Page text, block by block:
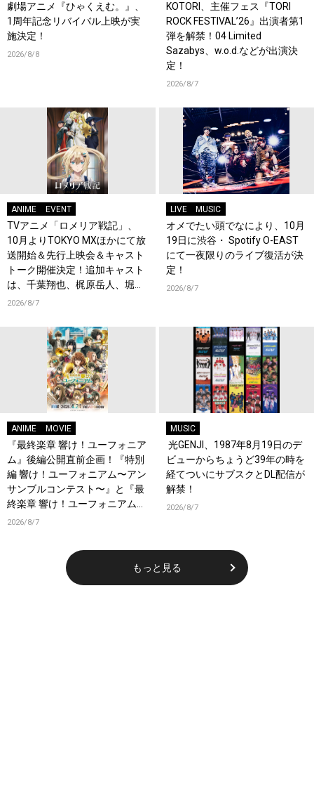
劇場アニメ『ひゃくえむ。』、
1周年記念リバイバル上映が実
施決定！
2026/8/8
KOTORI、主催フェス『TORI
ROCK FESTIVAL’26』出演者第1
弾を解禁！04 Limited
Sazabys、w.o.d.などが出演決
定！
2026/8/7
ANIME EVENT
TVアニメ「ロメリア戦記」、
10月よりTOKYO MXほかにて放
送開始＆先行上映会＆キャスト
トーク開催決定！追加キャスト
は、千葉翔也、梶原岳人、堀江
瞬、綿貫竜之介！PV第1弾公
2026/8/7
LIVE MUSIC
オメでたい頭でなにより、10月
19日に渋谷・ Spotify O-EAST
にて一夜限りのライブ復活が決
定！
2026/8/7
ANIME MOVIE
『最終楽章 響け！ユーフォニア
ム』後編公開直前企画！『特別
編 響け！ユーフォニアム〜アン
サンブルコンテスト〜』と『最
終楽章 響け！ユーフォニアム』
前編の一挙上映が決定！
2026/8/7
MUSIC
光GENJI、1987年8月19日のデ
ビューからちょうど39年の時を
経てついにサブスクとDL配信が
解禁！
2026/8/7
もっと見る